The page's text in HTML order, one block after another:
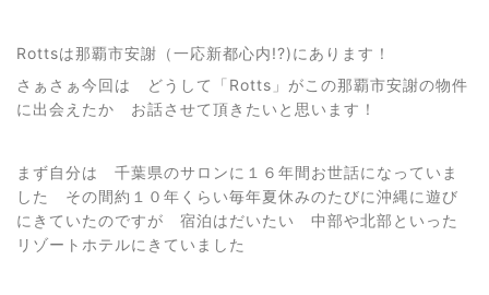
Rottsは那覇市安謝（一応新都心内!?)にあります！
さぁさぁ今回は どうして「Rotts」がこの那覇市安謝の物件
に出会えたか お話させて頂きたいと思います！
まず自分は 千葉県のサロンに１６年間お世話になっていま
した その間約１０年くらい毎年夏休みのたびに沖縄に遊び
にきていたのですが 宿泊はだいたい 中部や北部といった
リゾートホテルにきていました